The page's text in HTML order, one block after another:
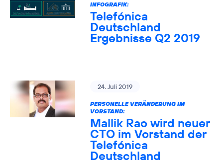
INFOGRAFIK:
Telefónica
Deutschland
Ergebnisse Q2 2019
24. Juli 2019
PERSONELLE VERÄNDERUNG IM
VORSTAND:
Mallik Rao wird neuer
CTO im Vorstand der
Telefónica
Deutschland